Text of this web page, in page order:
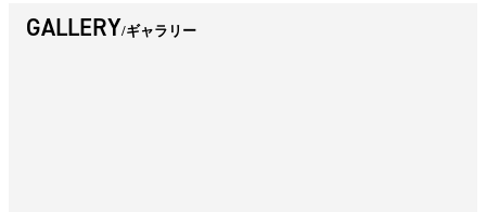
GALLERY ギャラリー